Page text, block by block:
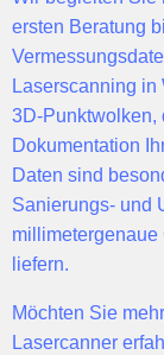
ersten Beratung
Laserscanning
3D-Punktwolken,
Dokumentation
Daten sind
Sanierungs- und
millimetergenaue
liefern.
Möchten Sie
Lasercanner